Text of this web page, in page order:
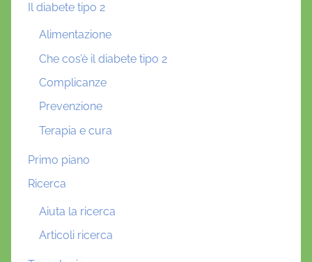
Il diabete tipo 2
Alimentazione
Che cos’è il diabete tipo 2
Complicanze
Prevenzione
Terapia e cura
Primo piano
Ricerca
Aiuta la ricerca
Articoli ricerca